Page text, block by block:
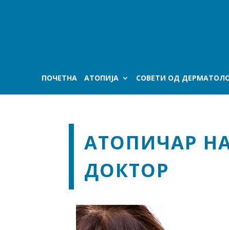
ПОЧЕТНА АТОПИЈА СОВЕТИ ОД
АТОПИЧАР
ДОКТОР